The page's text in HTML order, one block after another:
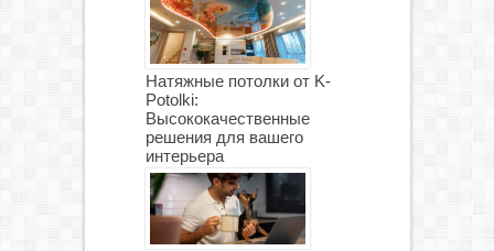
Натяжные потолки от K-
Potolki:
Высококачественные
решения для вашего
интерьера